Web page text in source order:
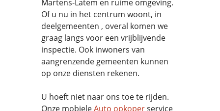
Martens-Latem en ruime omgeving.
Of u nu in het centrum woont, in
deelgemeenten , overal komen we
graag langs voor een vrijblijvende
inspectie. Ook inwoners van
aangrenzende gemeenten kunnen
op onze diensten rekenen.
U hoeft niet naar ons toe te rijden.
Onze mobieleAuto opkoperservice